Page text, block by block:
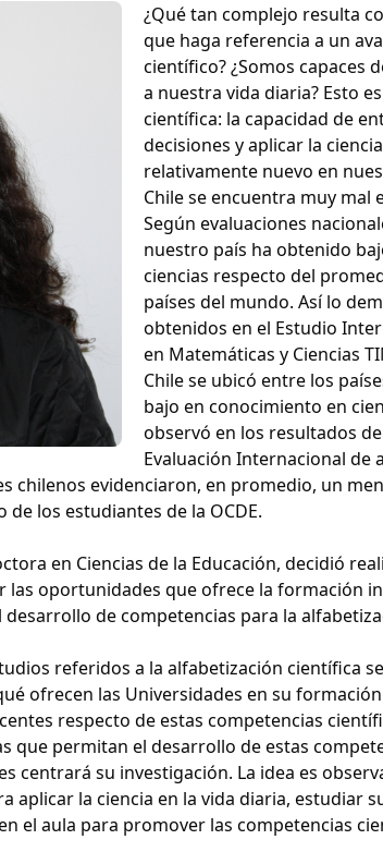
¿Qué tan complejo resulta
que haga referencia a un
científico? ¿Somos capaces
a nuestra vida diaria? Esto
científica: la capacidad de
decisiones y aplicar la
relativamente nuevo en
Chile se encuentra muy mal
Según evaluaciones
nuestro país ha obtenido
ciencias respecto del
países del mundo. Así lo
obtenidos en el Estudio
en Matemáticas y Ciencias
Chile se ubicó entre los
bajo en conocimiento en
observó en los resultados
Evaluación Internacional de
chilenos evidenciaron, en promedio, un
los estudiantes de la OCDE.
en Ciencias de la Educación, decidió
oportunidades que ofrece la formación
de competencias para la
referidos a la alfabetización científica
ofrecen las Universidades en su
respecto de estas competencias
permitan el desarrollo de estas
centrará su investigación. La idea es
aplicar la ciencia en la vida diaria, estudiar
el aula para promover las competencias